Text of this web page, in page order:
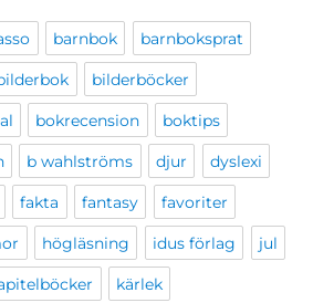
barnbok barnboksprat
bilderböcker
bokrecension boktips
b wahlströms djur dyslexi
fakta fantasy favoriter
högläsning idus förlag jul
kärlek